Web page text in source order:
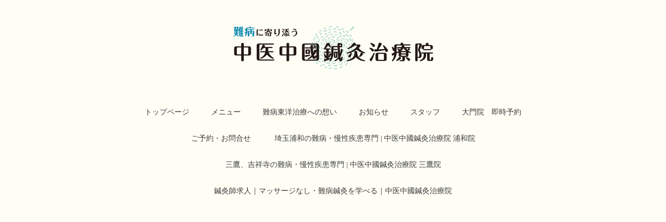
トップページ メニュー 難病東洋治療への想い お知らせ スタッフ 大門院 即時予約
ご予約・お問合せ 埼玉浦和の難病・慢性疾患専門 | 中医中國鍼灸治療院 浦和院
三鷹、吉祥寺の難病・慢性疾患専門 | 中医中國鍼灸治療院 三鷹院
鍼灸師求人｜マッサージなし・難病鍼灸を学べる｜中医中國鍼灸治療院